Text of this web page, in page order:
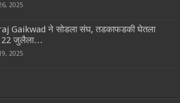
2025
Gaikwad ने सोडला संघ, तडकाफडकी घेतला
22 जुलैला…
2025